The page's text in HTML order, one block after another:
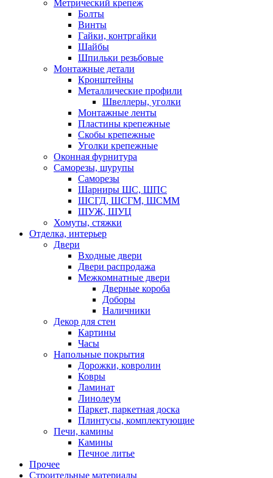
Метрический крепеж
Болты
Винты
Гайки, контргайки
Шайбы
Шпильки резьбовые
Монтажные детали
Кронштейны
Металлические профили
Швеллеры, уголки
Монтажные ленты
Пластины крепежные
Скобы крепежные
Уголки крепежные
Оконная фурнитура
Саморезы, шурупы
Саморезы
Шарниры ШС, ШПС
ШСГД, ШСГМ, ШСММ
ШУЖ, ШУЦ
Хомуты, стяжки
Отделка, интерьер
Двери
Входные двери
Двери распродажа
Межкомнатные двери
Дверные короба
Доборы
Наличники
Декор для стен
Картины
Часы
Напольные покрытия
Дорожки, ковролин
Ковры
Ламинат
Линолеум
Паркет, паркетная доска
Плинтусы, комплектующие
Печи, камины
Камины
Печное литье
Прочее
Строительные материалы